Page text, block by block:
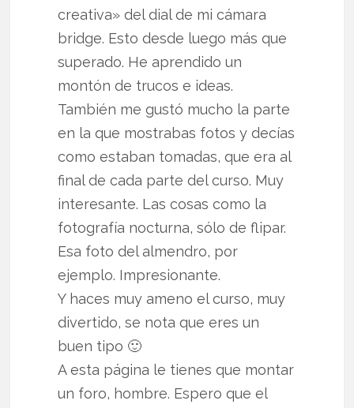
creativa» del dial de mi cámara
bridge. Esto desde luego más que
superado. He aprendido un
montón de trucos e ideas.
También me gustó mucho la parte
en la que mostrabas fotos y decías
como estaban tomadas, que era al
final de cada parte del curso. Muy
interesante. Las cosas como la
fotografía nocturna, sólo de flipar.
Esa foto del almendro, por
ejemplo. Impresionante.
Y haces muy ameno el curso, muy
divertido, se nota que eres un
buen tipo 🙂
A esta página le tienes que montar
un foro, hombre. Espero que el